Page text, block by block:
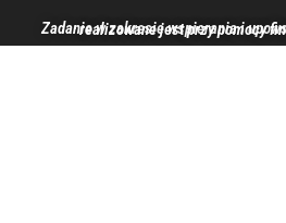
Zadanie w zakresie wspierania i upowszechniania kultury fizycznej